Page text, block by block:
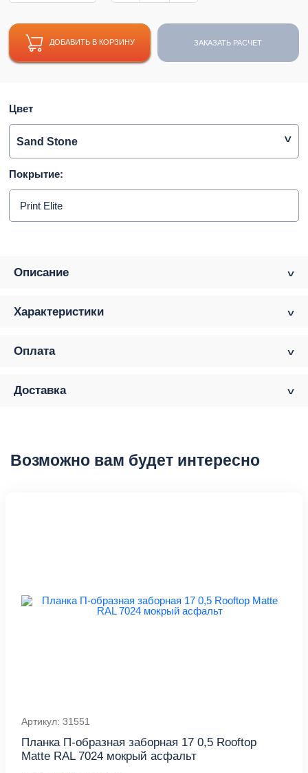
ДОБАВИТЬ В КОРЗИНУ ЗАКАЗАТЬ РАСЧЕТ
Цвет
Sand Stone
Покрытие:
Print Elite
Описание
Характеристики
Оплата
Доставка
Возможно вам будет интересно
Артикул: 31551
Планка П-образная заборная 17 0,5 Rooftop
Matte RAL 7024 мокрый асфальт